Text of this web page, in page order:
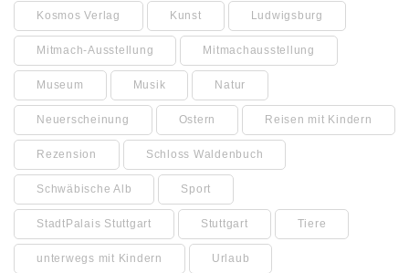
Kosmos Verlag Kunst Ludwigsburg
Mitmach-Ausstellung Mitmachausstellung
Museum Musik Natur
Neuerscheinung Ostern Reisen mit Kindern
Rezension Schloss Waldenbuch
Schwäbische Alb Sport
StadtPalais Stuttgart Stuttgart Tiere
unterwegs mit Kindern Urlaub